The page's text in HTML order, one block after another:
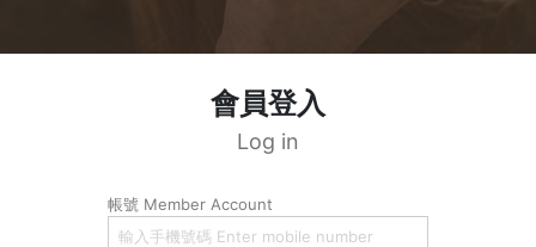
會員登入
Log in
帳號 Member Account